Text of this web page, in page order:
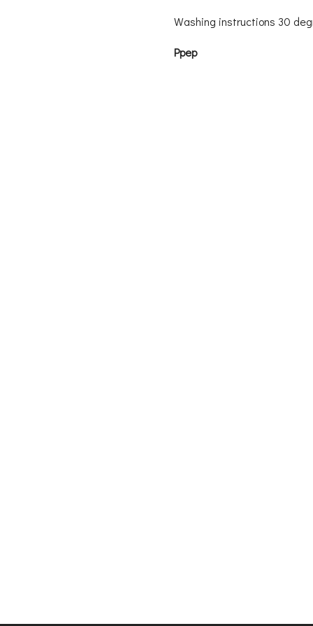
Washing instructions 30
Ppep